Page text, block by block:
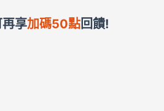
享加碼50點回饋!